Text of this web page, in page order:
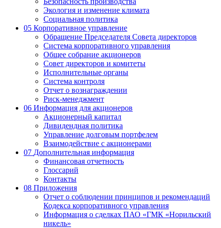
Экология и изменение климата
Социальная политика
05 Корпоративное управление
Обращение Председателя Совета директоров
Система корпоративного управления
Общее собрание акционеров
Совет директоров и комитеты
Исполнительные органы
Система контроля
Отчет о вознаграждении
Риск-менеджмент
06 Информация для акционеров
Акционерный капитал
Дивидендная политика
Управление долговым портфелем
Взаимодействие с акционерами
07 Дополнительная информация
Финансовая отчетность
Глоссарий
Контакты
08 Приложения
Отчет о соблюдении принципов и рекомендаций
Кодекса корпоративного управления
Информация о сделках ПАО «ГМК «Норильский
никель»